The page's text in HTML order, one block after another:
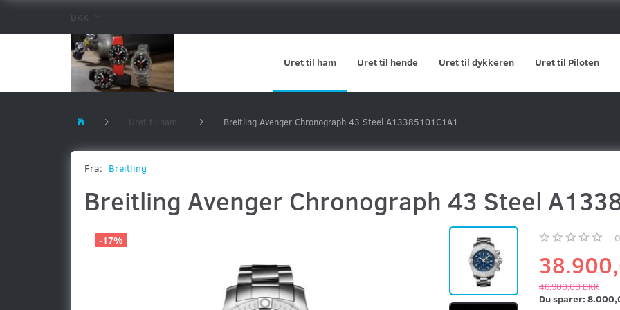
DKK
Uret til ham Uret til hende Uret til dykkeren Uret til Piloten
Uret til ham Breitling Avenger Chronograph 43 Steel A13385101C1A1
Fra: Breitling
Breitling Avenger Chronograph 43 Steel
-17% 0
46.900,00 DKK
Du sparer: